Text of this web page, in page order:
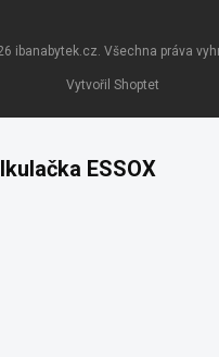
Vytvořil Shoptet
ibanabytek.cz. Všechna práva
ESSOX